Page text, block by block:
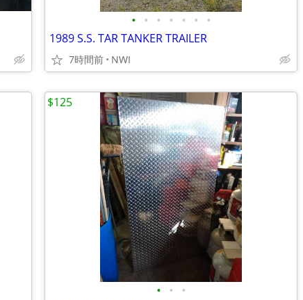
• • • • • • •
1989 S.S. TAR TANKER TRAILER
7時間前 NWI
• • •
$125